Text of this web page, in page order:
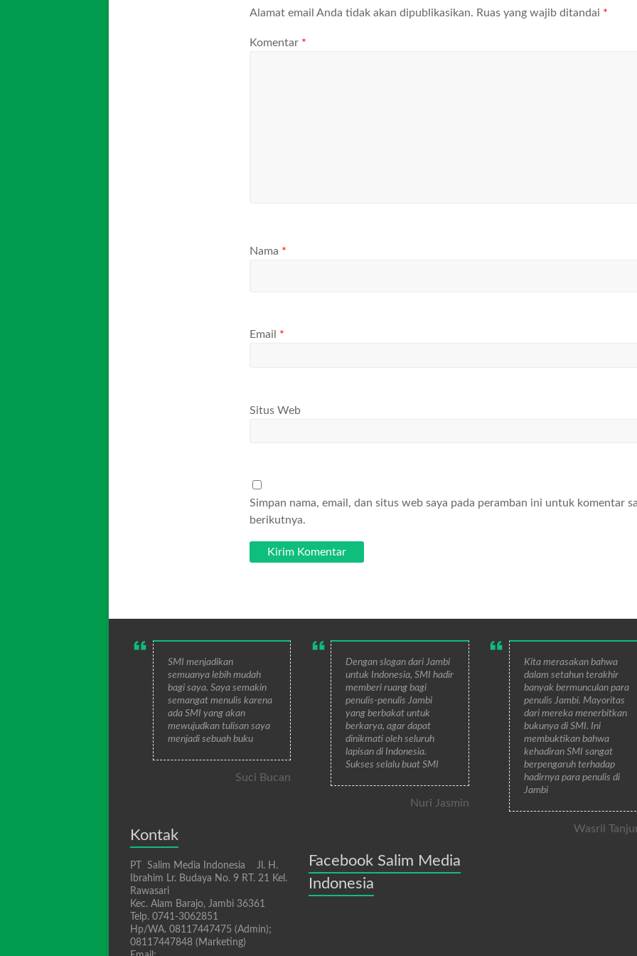
Alamat email Anda tidak akan dipublikasikan. Ruas yang wajib ditandai *
Komentar *
Nama *
Email *
Situs Web
Simpan nama, email, dan situs web saya pada peramban ini untuk komentar
berikutnya.
SMI menjadikan
semuanya lebih mudah
bagi saya. Saya semakin
semangat menulis karena
ada SMI yang akan
mewujudkan tulisan saya
menjadi sebuah buku
Suci Bucan
Kontak
PT Salim Media Indonesia Jl. H.
Ibrahim Lr. Budaya No. 9 RT. 21 Kel.
Rawasari
Kec. Alam Barajo, Jambi 36361
Telp. 0741-3062851
Hp/WA. 08117447475 (Admin);
08117447848 (Marketing)
Dengan slogan dari Jambi
untuk Indonesia, SMI hadir
memberi ruang bagi
penulis-penulis Jambi
yang berbakat untuk
berkarya, agar dapat
dinikmati oleh seluruh
lapisan di Indonesia.
Sukses selalu buat SMI
Nuri Jasmin
Facebook Salim Media
Indonesia
Kita merasakan bahwa
dalam setahun terakhir
banyak bermunculan para
penulis Jambi. Mayoritas
dari mereka menerbitkan
bukunya di SMI. Ini
membuktikan bahwa
kehadiran SMI sangat
berpengaruh terhadap
hadirnya para penulis di
Jambi
Wasril